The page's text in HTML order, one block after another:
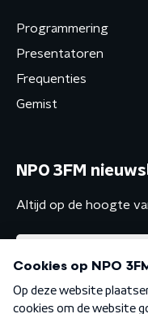
Programmering
Presentatoren
Frequenties
Gemist
NPO 3FM
Altijd op de hoogte